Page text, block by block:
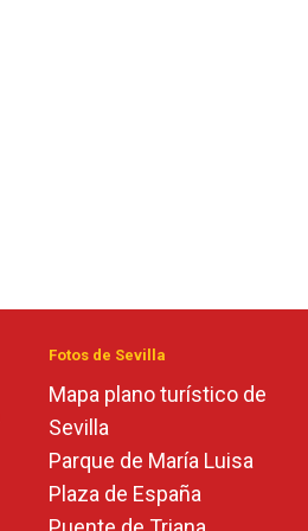
Fotos de Sevilla
Mapa plano turístico de
Sevilla
Parque de María Luisa
Plaza de España